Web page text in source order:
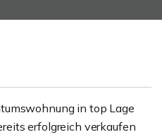
in top Lage
erfolgreich verkaufen